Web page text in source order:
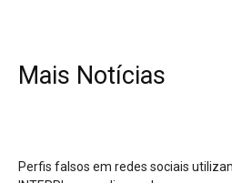
Mais Notícias
Perfis falsos em redes sociais